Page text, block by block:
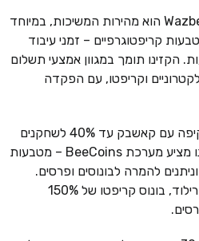
אחד היתרונות הבולטים של Wazbee הוא מהירות המשיכות, במיוחד
קריפטוגרפיים – זמני עיבוד
של 9 דקות עד 34 שעות. הקזינו תומך במגוון אמצעי תשלום
וקריפטו, עם הפקדה
Wazbee מציע תוכנית VIP מקיפה עם קאשבק עד 40% לשחקנים
ברמות הגבוהות. בנוסף, הקזינו מציע מערכת BeeCoins – מטבעות
להמרה לבונוסים ופרסים.
לשחקנים קבועים יש גם בונוסי רילוד, בונוס קריפטו של 150%